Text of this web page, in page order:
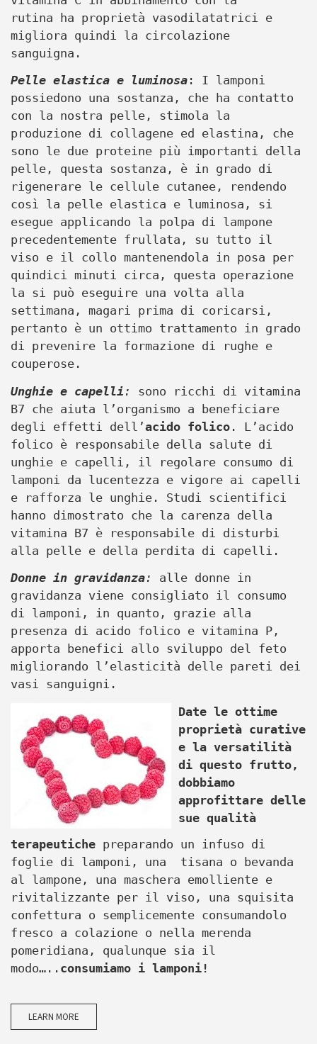
rutina ha proprietà vasodilatatrici e
migliora quindi la circolazione
sanguigna.
Pelle elastica e luminosa : I lamponi
possiedono una sostanza, che ha contatto
con la nostra pelle, stimola la
produzione di collagene ed elastina, che
sono le due proteine più importanti della
pelle, questa sostanza, è in grado di
rigenerare le cellule cutanee, rendendo
così la pelle elastica e luminosa, si
esegue applicando la polpa di lampone
precedentemente frullata, su tutto il
viso e il collo mantenendola in posa per
quindici minuti circa, questa operazione
la si può eseguire una volta alla
settimana, magari prima di coricarsi,
pertanto è un ottimo trattamento in grado
di prevenire la formazione di rughe e
couperose.
Unghie e capelli : sono ricchi di vitamina
B7 che aiuta l’organismo a beneficiare
degli effetti dell’acido folico . L’acido
folico è responsabile della salute di
unghie e capelli, il regolare consumo di
lamponi da lucentezza e vigore ai capelli
e rafforza le unghie. Studi scientifici
hanno dimostrato che la carenza della
vitamina B7 è responsabile di disturbi
alla pelle e della perdita di capelli.
Donne in gravidanza:
alle donne in
gravidanza viene consigliato il consumo
di lamponi, in quanto, grazie alla
presenza di acido folico e vitamina P,
apporta benefici allo sviluppo del feto
migliorando l’elasticità delle pareti dei
vasi sanguigni.
Date le ottime
proprietà curative
e la versatilità
di questo frutto,
dobbiamo
approfittare delle
sue qualità
terapeutiche preparando un infuso di
foglie di lamponi, una tisana o bevanda
al lampone, una maschera emolliente e
rivitalizzante per il viso, una squisita
confettura o semplicemente consumandolo
fresco a colazione o nella merenda
pomeridiana, qualunque sia il
modo….. consumiamo i lamponi!
LEARN MORE